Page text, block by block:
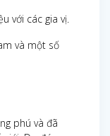
với các gia vị.
và một số
phú và đã